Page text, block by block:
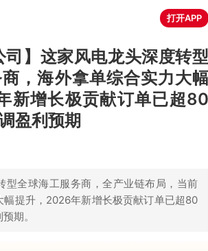
打开APP
司】这家风电龙头深度转型
，海外拿单综合实力大幅
新增长极贡献订单已超80
盈利预期
型全球海工服务商，全产业链布局，当前
幅提升，2026年新增长极贡献订单已超80
期。